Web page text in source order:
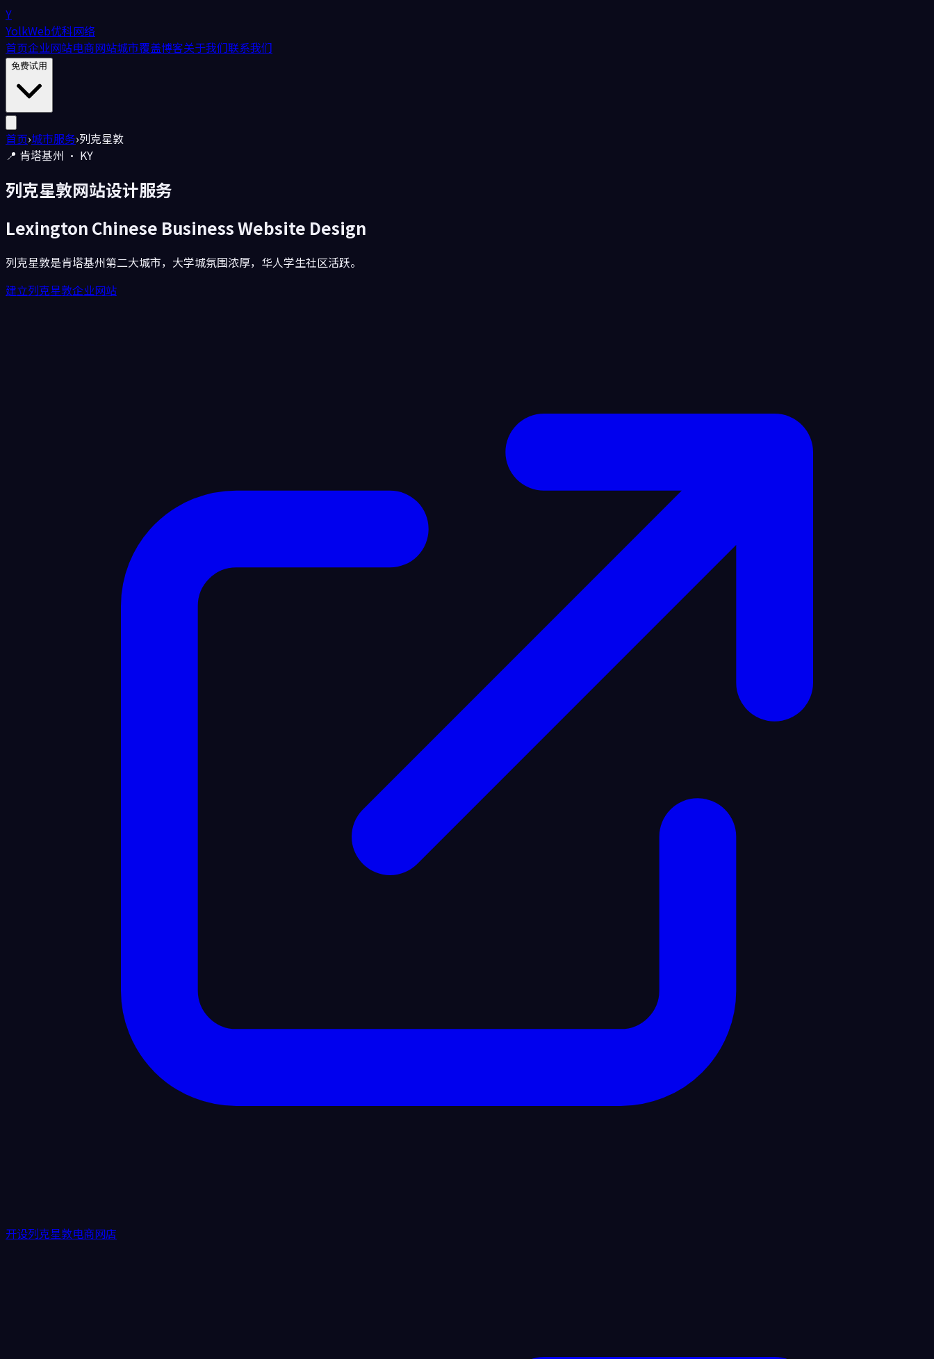
Y
YolkWeb优科网络
首页企业网站电商网站城市覆盖博客关于我们联系我们
免费试用
首页›城市服务›列克星敦
📍 肯塔基州 · KY
列克星敦网站设计服务
Lexington Chinese Business Website Design
列克星敦是肯塔基州第二大城市，大学城氛围浓厚，华人学生社区活跃。
建立列克星敦企业网站
开设列克星敦电商网店